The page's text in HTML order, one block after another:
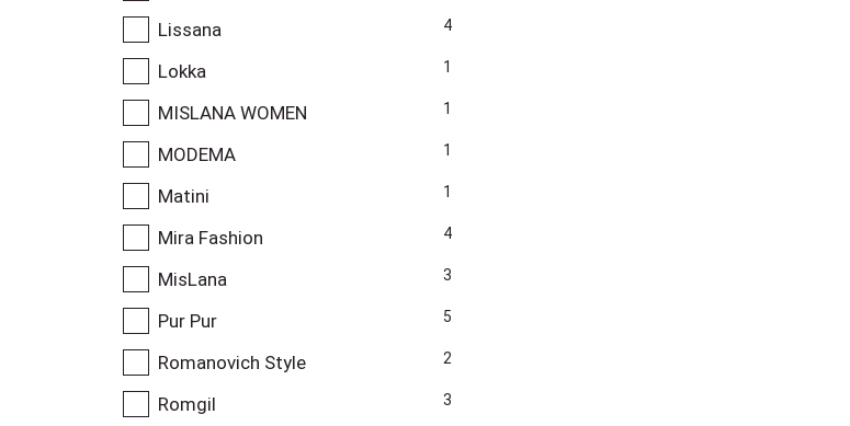
Lissana 4
Lokka 1
MISLANA WOMEN 1
MODEMA 1
Matini 1
Mira Fashion 4
MisLana 3
Pur Pur 5
Romanovich Style 2
Romgil 3